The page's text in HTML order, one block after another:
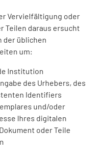
Vervielfältigung oder
Teilen daraus ersucht
der üblichen
um:
Institution
des Urhebers, des
Identifiers
und/oder
Ihres digitalen
oder Teile